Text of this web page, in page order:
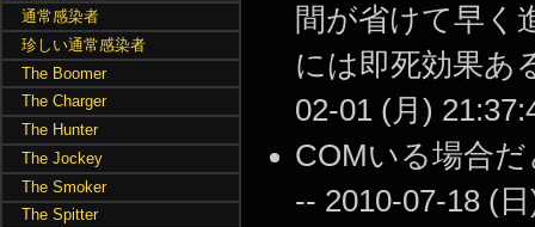
間が省けて早
には即死効果あ
02-01 (月)
COMいる場合
-- 2010-07-18 (
通常感染者
珍しい通常感染者
The Boomer
The Charger
The Hunter
The Jockey
The Smoker
The Spitter